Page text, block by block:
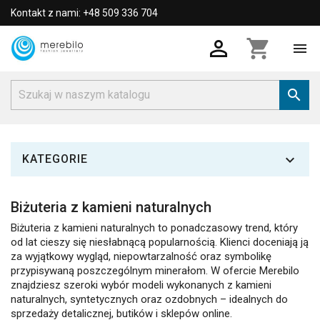
Kontakt z nami: +48 509 336 704
 shopping_cart 

KATEGORIE 
Biżuteria z kamieni naturalnych
Biżuteria z kamieni naturalnych to ponadczasowy trend, który
od lat cieszy się niesłabnącą popularnością. Klienci doceniają ją
za wyjątkowy wygląd, niepowtarzalność oraz symbolikę
przypisywaną poszczególnym minerałom. W ofercie Merebilo
znajdziesz szeroki wybór modeli wykonanych z kamieni
naturalnych, syntetycznych oraz ozdobnych – idealnych do
sprzedaży detalicznej, butików i sklepów online.